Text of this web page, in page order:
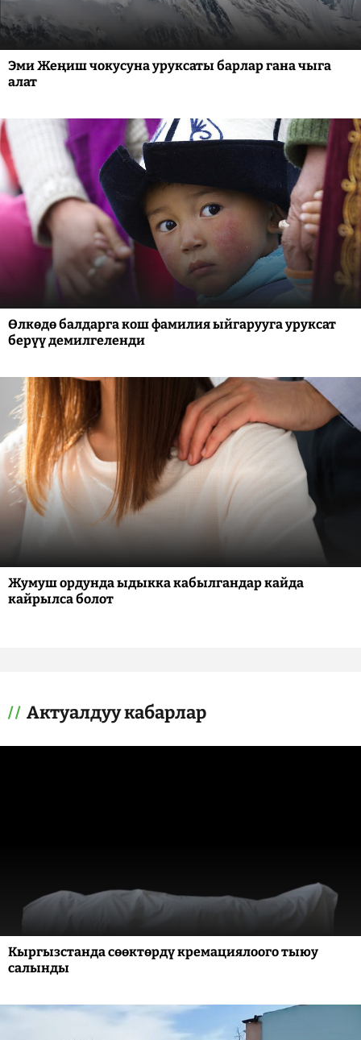
Эми Жеңиш чокусуна уруксаты барлар гана чыга
алат
Өлкөдө балдарга кош фамилия ыйгарууга уруксат
берүү демилгеленди
Жумуш ордунда ыдыкка кабылгандар кайда
кайрылса болот
Актуалдуу кабарлар
Кыргызстанда сөөктөрдү кремациялоого тыюу
салынды